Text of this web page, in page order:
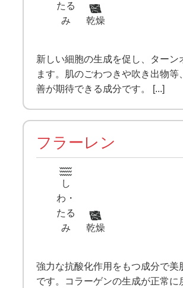
たる
み
乾燥
新しい細胞の生成を促し、ターン
ます。肌のごわつきや吹き出物等
善が期待できる成分です。 [...]
フラーレン
し
わ・
たる
み
乾燥
強力な抗酸化作用をもつ成分で美
です。コラーゲンの生成が正常に